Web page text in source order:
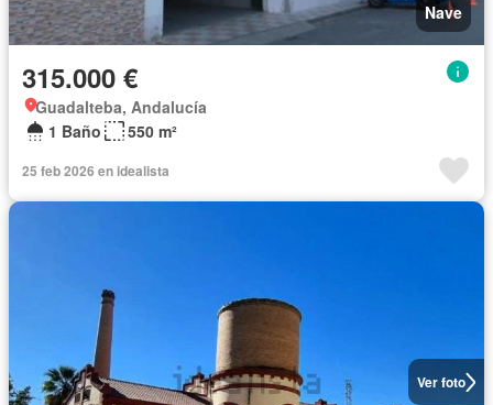
Nave
315.000 €
Guadalteba, Andalucía
1 Baño
550 m²
25 feb 2026 en idealista
Ver foto